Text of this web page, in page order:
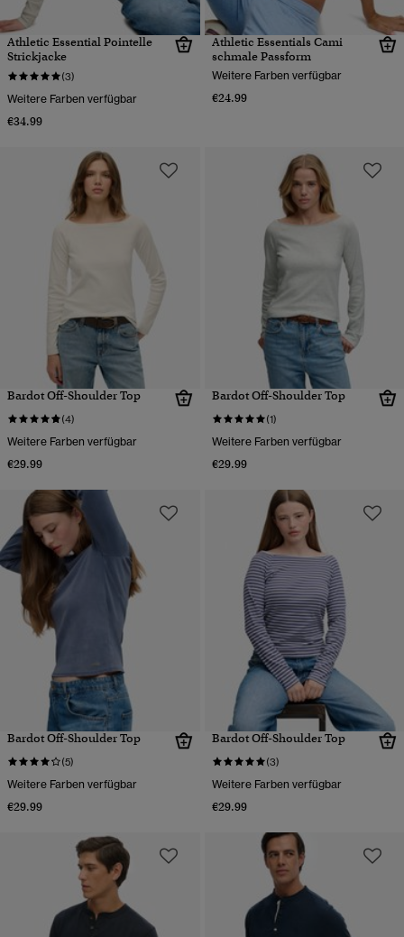
Athletic Essential Pointelle
Strickjacke
(3)
Weitere Farben verfügbar
€34.99
Athletic Essentials Cami
schmale Passform
Weitere Farben verfügbar
€24.99
Bardot Off-Shoulder Top
(4)
Weitere Farben verfügbar
€29.99
Bardot Off-Shoulder Top
(1)
Weitere Farben verfügbar
€29.99
Bardot Off-Shoulder Top
(5)
Weitere Farben verfügbar
€29.99
Bardot Off-Shoulder Top
(3)
Weitere Farben verfügbar
€29.99